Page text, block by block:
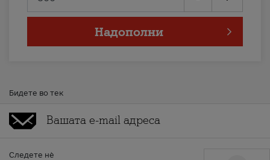
Надополни
Бидете во тек
Следете нè